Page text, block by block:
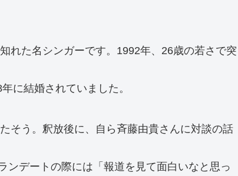
れた名シンガーです。1992年、26歳の若さで突
に結婚されていました。
そう。釈放後に、自ら斉藤由貴さんに対談の話
ンデートの際には「報道を見て面白いなと思っ